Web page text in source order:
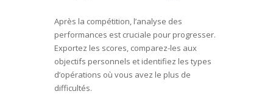
Après la compétition, l’analyse des
performances est cruciale pour progresser.
Exportez les scores, comparez-les aux
objectifs personnels et identifiez les types
d’opérations où vous avez le plus de
difficultés.